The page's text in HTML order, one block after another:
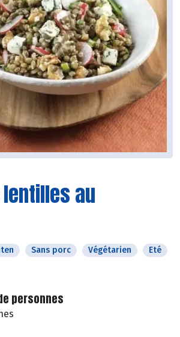
au
Sans porc Végétarien
Eté
personnes